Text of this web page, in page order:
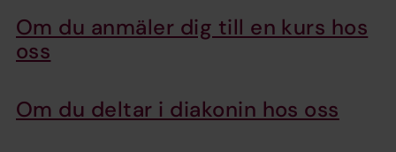
Om du anmäler dig till en kurs hos
oss
Om du deltar i diakonin hos oss